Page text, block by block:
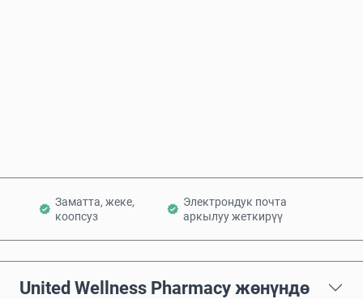
Заматта, жеке,
коопсуз
Электрондук почта
аркылуу жеткирүү
United Wellness Pharmacy жөнүндө